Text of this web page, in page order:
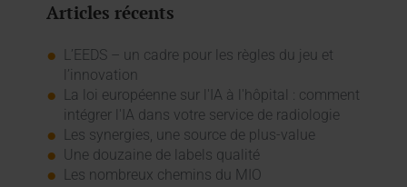
Articles récents
L’EEDS – un cadre pour les règles du jeu et
l’innovation
La loi européenne sur l'IA à l'hôpital : comment
intégrer l'IA dans votre service de radiologie
Les synergies, une source de plus-value
Une douzaine de labels qualité
Les nombreux chemins du MIO